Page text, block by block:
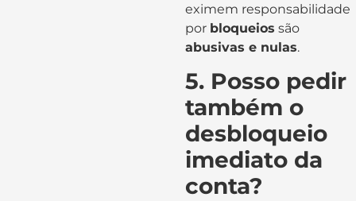
eximem responsabilidade
por bloqueios são
abusivas e nulas.
5. Posso pedir
também o
desbloqueio
imediato da
conta?